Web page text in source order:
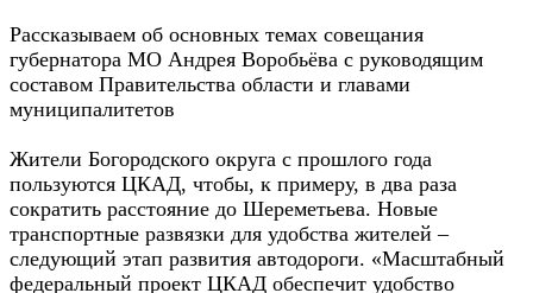
Рассказываем об основных темах совещания
губернатора МО Андрея Воробьёва с руководящим
составом Правительства области и главами
муниципалитетов
Жители Богородского округа с прошлого года
пользуются ЦКАД, чтобы, к примеру, в два раза
сократить расстояние до Шереметьева. Новые
транспортные развязки для удобства жителей –
следующий этап развития автодороги. «Масштабный
федеральный проект ЦКАД обеспечит удобство